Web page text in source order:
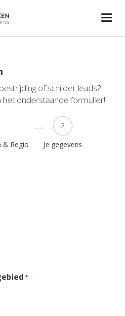
of schilder leads?
het onderstaande formulier!
& Regio
2
Je gegevens
*